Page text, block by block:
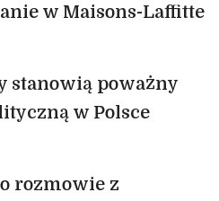
w Maisons-Laffitte
stanowią poważny
w Polsce
rozmowie z